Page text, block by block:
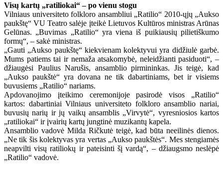
Visų kartų „ratiliokai“ – po vienu stogu
Vilniaus universiteto folkloro ansambliui „Ratilio“ 2010-ųjų „Aukso
paukštę“ VU Teatro salėje įteikė Lietuvos Kultūros ministras Arūnas
Gelūnas. „Buvimas „Ratilio“ yra viena iš puikiausių pilietiškumo
formų“, – sakė ministras.
„Gauti „Aukso paukštę“ kiekvienam kolektyvui yra didžiulė garbė.
Mums patiems tai ir nemaža atsakomybė, neleidžianti pasiduoti“, –
džiaugėsi Paulius Narušis, ansamblio pirmininkas. Jis teigė, kad
„Aukso paukštė“ yra dovana ne tik dabartiniams, bet ir visiems
buvusiems „Ratilio“ nariams.
Apdovanojimo įteikimo ceremonijoje pasirodė visos „Ratilio“
kartos: dabartiniai Vilniaus universiteto folkloro ansamblio nariai,
buvusių narių ir jų vaikų ansamblis „Virvytė“, vyresniosios kartos
„ratiliokai“ ir įvairių kartų jungtinė muzikantų kapela.
Ansamblio vadovė Milda Ričkutė teigė, kad būta neeilinės dienos.
„Ne tik šis kolektyvas yra vertas „Aukso paukštės“. Mes stengiamės
neapvilti visų ratiliokų ir pateisinti šį vardą“, – džiaugsmo neslėpė
„Ratilio“ vadovė.